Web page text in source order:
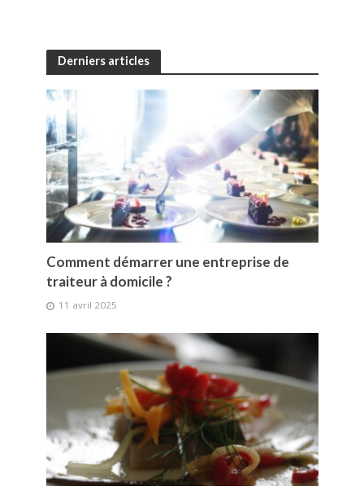
Derniers articles
Comment démarrer une entreprise de
traiteur à domicile ?
11 avril 2025